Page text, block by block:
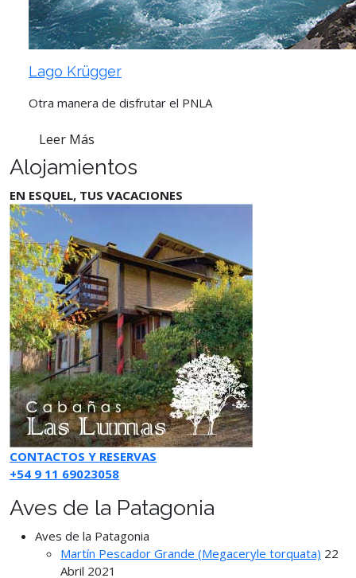
Lago Krügger
Otra manera de disfrutar el PNLA
Leer Más
Alojamientos
EN ESQUEL, TUS VACACIONES
CONTACTOS Y RESERVAS
+54 9 11 69023058
Aves de la Patagonia
Aves de la Patagonia
Martín Pescador Grande (Megaceryle torquata) 22
Abril 2021